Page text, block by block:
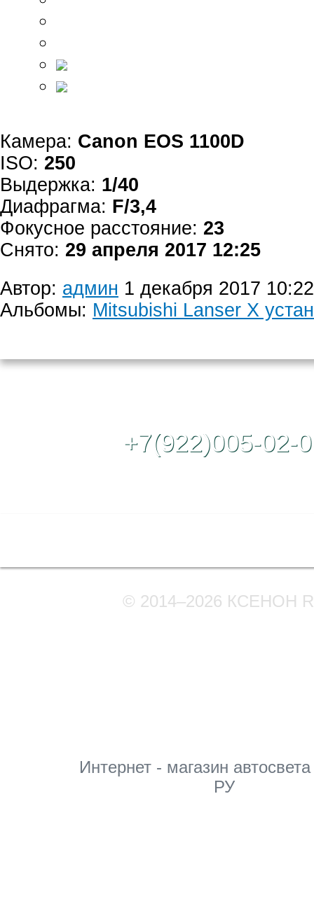
Камера: Canon EOS 1100D
ISO: 250
Выдержка: 1/40
Диафрагма: F/3,4
Фокусное расстояние: 23
Снято: 29 апреля 2017 12:25
Автор: админ 1 декабря 2017 10:22
Альбомы: Mitsubishi Lanser X
+7(922)005-02-
© 2014–2026 КСЕНОН
Интернет - магазин
РУ